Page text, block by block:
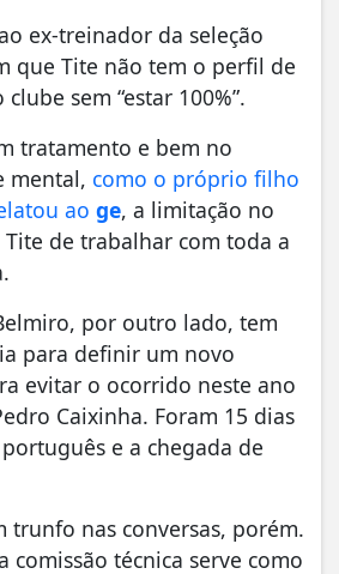
ex-treinador da seleção
que Tite não tem o perfil de
sem “estar 100%”.
tratamento e bem no
mental, como o próprio filho
ao ge, a limitação no
de trabalhar com toda a
por outro lado, tem
para definir um novo
evitar o ocorrido neste ano
Caixinha. Foram 15 dias
e a chegada de
trunfo nas conversas, porém.
comissão técnica serve como